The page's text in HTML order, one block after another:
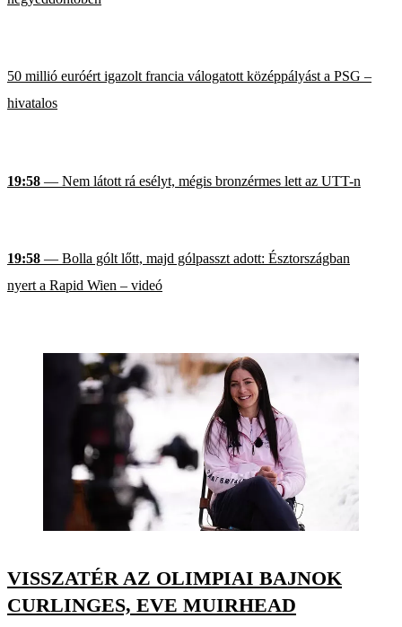
50 millió euróért igazolt francia válogatott középpályást a PSG –
hivatalos
19:58 — Nem látott rá esélyt, mégis bronzérmes lett az UTT-n
19:58 — Bolla gólt lőtt, majd gólpasszt adott: Észtországban
nyert a Rapid Wien – videó
VISSZATÉR AZ OLIMPIAI BAJNOK
CURLINGES, EVE MUIRHEAD